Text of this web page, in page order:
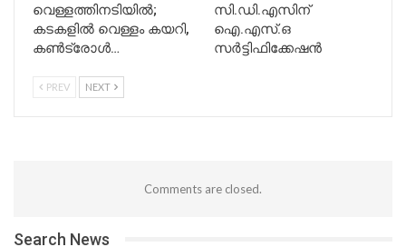
വെള്ളത്തിനടിയിൽ;
കടകളിൽ വെള്ളം കയറി,
കൺട്രോൾ…
സി.ഡി.എസിന്
ഐ.എസ്.ഒ
സർട്ടിഫിക്കേഷൻ
PREV NEXT
Comments are closed.
Search News